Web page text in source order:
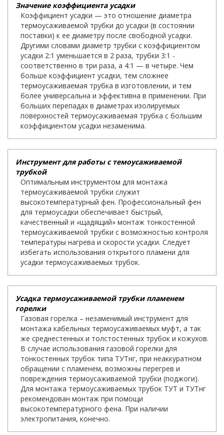
Значение коэффициента усадки
Коэффициент усадки — это отношение диаметра
термоусаживаемой трубки до усадки (в состоянии
поставки) к ее диаметру после свободной усадки.
Другими словами диаметр трубки с коэффициентом
усадки 2:1 уменьшается в 2 раза, трубки 3:1 -
соответственно в три раза, а 4:1 — в четыре. Чем
больше коэффициент усадки, тем сложнее
термоусаживаемая трубка в изготовлении, и тем
более универсальна и эффективна в применении. При
больших перепадах в диаметрах изолируемых
поверхностей термоусаживаемая трубка с большим
коэффициентом усадки незаменима.
Инструмент для работы с темоусаживаемой
трубкой
Оптимальным инструментом для монтажа
термоусаживаемой трубки служит
высокотемпературный фен. Профессиональный фен
для термоусадки обеспечивает быстрый,
качественный и «щадящий» монтаж тонкостенной
термоусаживаемой трубки с возможностью контроля
температуры нагрева и скорости усадки. Следует
избегать использования открытого пламени для
усадки термоусаживаемых трубок.
Усадка термоусаживаемой трубки пламенем
горелки
Газовая горелка – незаменимый инструмент для
монтажа кабельных термоусаживаемых муфт, а так
же среднестенных и толстостенных трубок и кожухов.
В случае использования газовой горелки для
тонкостенных трубок типа ТУТнг, при неаккуратном
обращении с пламенем, возможны перегрев и
повреждения термоусаживаемой трубки (поджоги).
Для монтажа термоусаживаемых трубок ТУТ и ТУТнг
рекомендован монтаж при помощи
высокотемпературного фена. При наличии
электропитания, конечно.